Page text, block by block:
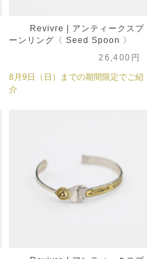
Revivre | アンティークスプ
ーンリング〈 Seed Spoon 〉
26,400円
8月9日（日）までの期間限定でご紹
介